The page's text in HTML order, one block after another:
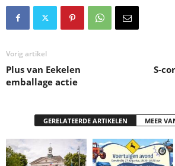
Vorig artikel
Plus van Eekelen
emballage actie
S-
GERELATEERDE ARTIKELEN MEER